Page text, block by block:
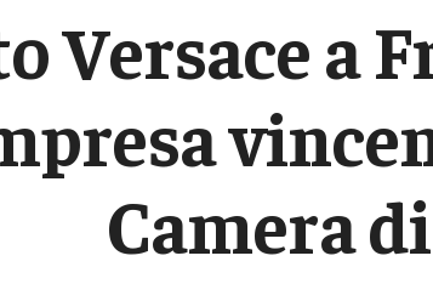
Versace a
Camera